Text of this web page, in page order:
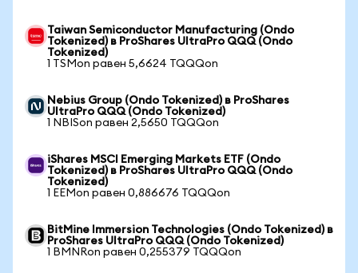
Taiwan Semiconductor Manufacturing (Ondo
Tokenized) в ProShares UltraPro QQQ (Ondo
Tokenized)
1 TSMon равен 5,6624 TQQQon
Nebius Group (Ondo Tokenized) в ProShares
UltraPro QQQ (Ondo Tokenized)
1 NBISon равен 2,5650 TQQQon
iShares MSCI Emerging Markets ETF (Ondo
Tokenized) в ProShares UltraPro QQQ (Ondo
Tokenized)
1 EEMon равен 0,886676 TQQQon
BitMine Immersion Technologies (Ondo Tokenized) в
ProShares UltraPro QQQ (Ondo Tokenized)
1 BMNRon равен 0,255379 TQQQon